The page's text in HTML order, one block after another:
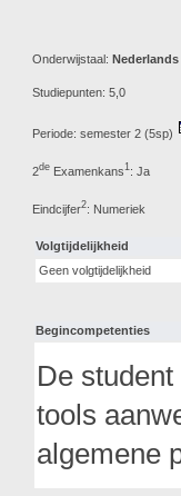
Onderwijstaal: Nederlands
Studiepunten: 5,0
Periode: semester 2 (5sp)
2de Examenkans1: Ja
Eindcijfer2: Numeriek
Volgtijdelijkheid
Geen volgtijdelijkheid
Begincompetenties
De
tools
algemene